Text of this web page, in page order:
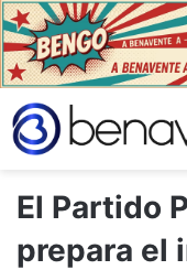
El Partido
prepara el